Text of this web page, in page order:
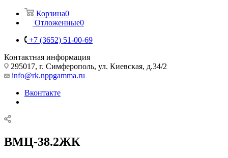
Корзина0
Отложенные0
+7 (3652) 51-00-69
Контактная информация
295017, г. Симферополь, ул. Киевская, д.34/2
info@rk.nppgamma.ru
Вконтакте
ВМЦ-38.2ЖК